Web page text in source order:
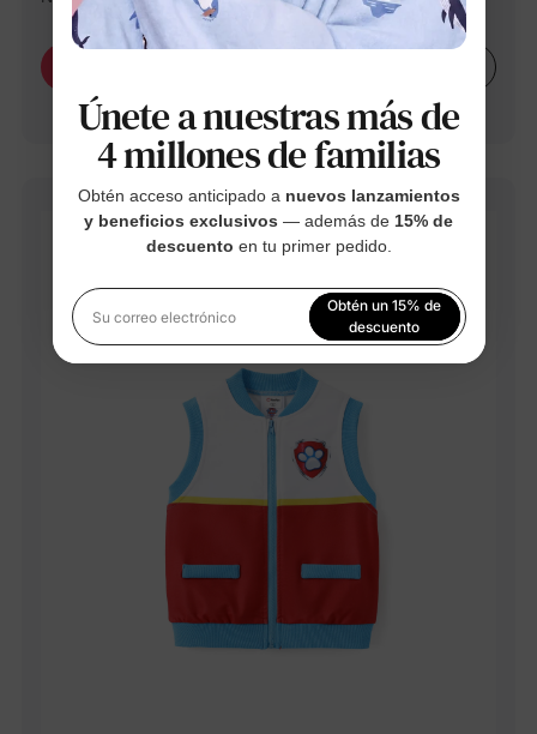
Únete a nuestras más de
4 millones de familias
Obtén acceso anticipado a nuevos lanzamientos
y beneficios exclusivos — además de 15% de
descuento en tu primer pedido.
Su correo electrónico
Obtén un 15% de
descuento
Al registrarte, aceptas nuestra Política de privacidad